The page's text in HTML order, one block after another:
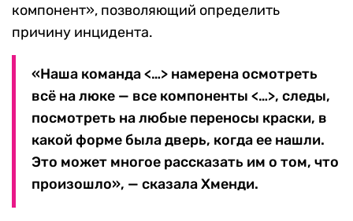
компонент», позволяющий определить
причину инцидента.
«Наша команда <…> намерена осмотреть
всё на люке — все компоненты <…>, следы,
посмотреть на любые переносы краски, в
какой форме была дверь, когда ее нашли.
Это может многое рассказать им о том, что
произошло», — сказала Хменди.